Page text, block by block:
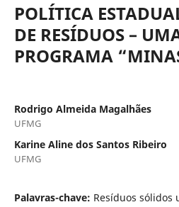
POLÍTICA
DE RESÍDUOS –
PROGRAMA
Rodrigo Almeida Magalhães
UFMG
Karine Aline dos Santos Ribeiro
UFMG
Palavras-chave: Resíduos sólidos